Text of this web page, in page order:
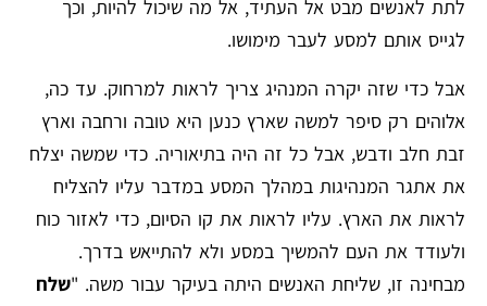
לתת לאנשים מבט אל העתיד, אל מה שיכול להיות, וכך
לגייס אותם למסע לעבר מימושו.
אבל כדי שזה יקרה המנהיג צריך לראות למרחוק. עד כה,
אלוהים רק סיפר למשה שארץ כנען היא טובה ורחבה וארץ
זבת חלב ודבש, אבל כל זה היה בתיאוריה. כדי שמשה יצלח
את אתגר המנהיגות במהלך המסע במדבר עליו להצליח
לראות את הארץ. עליו לראות את קו הסיום, כדי לאזור כוח
ולעודד את העם להמשיך במסע ולא להתייאש בדרך.
מבחינה זו, שליחת האנשים היתה בעיקר עבור משה. "שלח